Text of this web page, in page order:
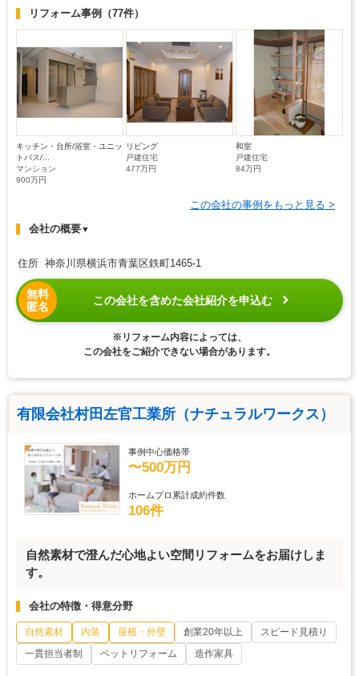
リフォーム事例 （77件）
キッチン・台所/浴室・ユニッ
トバス/...
マンション
900万円
リビング
戸建住宅
477万円
和室
戸建住宅
84万円
この会社の事例をもっと見る >
会社の概要▼
住所 神奈川県横浜市青葉区鉄町1465-1
無料
匿名
この会社を含めた会社紹介を申込む
※リフォーム内容によっては、
この会社をご紹介できない場合があります。
有限会社村田左官工業所（ナチュラルワークス）
事例中心価格帯
〜500万円
ホームプロ累計成約件数
106件
自然素材で澄んだ心地よい空間リフォームをお届けしま
す。
会社の特徴・得意分野
自然素材 内装 屋根・外壁 創業20年以上
スピード見積り
一貫担当者制
ペットリフォーム 造作家具